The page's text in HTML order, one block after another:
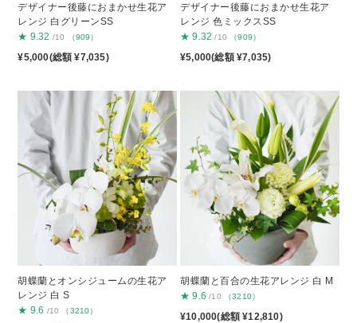
デザイナー後藤におまかせ生花ア
レンジ 白グリーンSS
★ 9.32 /10 （909）
¥5,000(総額 ¥7,035)
デザイナー後藤におまかせ生花ア
レンジ 色ミックスSS
★ 9.32 /10 （909）
¥5,000(総額 ¥7,035)
胡蝶蘭とオンシジュームの生花ア
レンジ 白 S
★ 9.6 /10 （3210）
胡蝶蘭と百合の生花アレンジ 白 M
★ 9.6 /10 （3210）
¥10,000(総額 ¥12,810)